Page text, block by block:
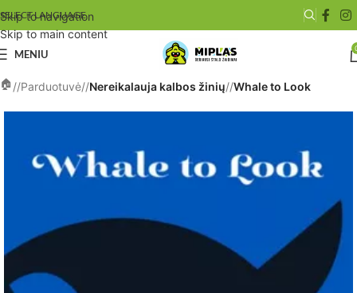
Skip to navigation
Skip to main content
SELECT LANGUAGE
MENIU
/ Parduotuvė/ Nereikalauja kalbos žinių/ Whale to Look